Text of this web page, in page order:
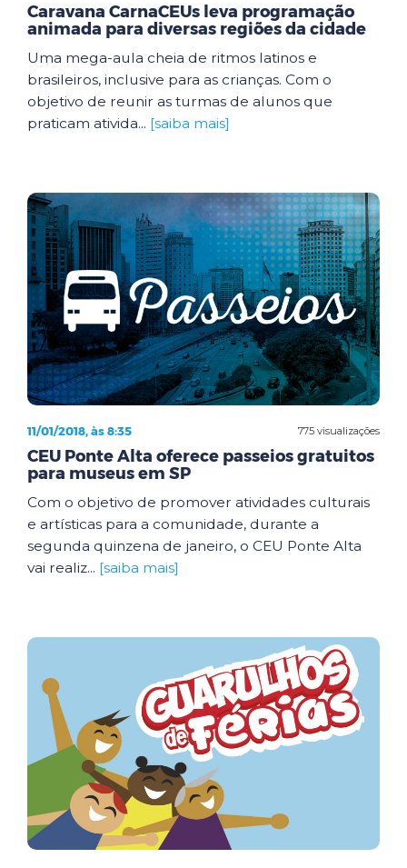
Caravana CarnaCEUs leva programação
animada para diversas regiões da cidade
Uma mega-aula cheia de ritmos latinos e
brasileiros, inclusive para as crianças. Com o
objetivo de reunir as turmas de alunos que
praticam ativida... [saiba mais]
775 visualizações
11/01/2018, às 8:35
CEU Ponte Alta oferece passeios gratuitos
para museus em SP
Com o objetivo de promover atividades culturais
e artísticas para a comunidade, durante a
segunda quinzena de janeiro, o CEU Ponte Alta
vai realiz... [saiba mais]